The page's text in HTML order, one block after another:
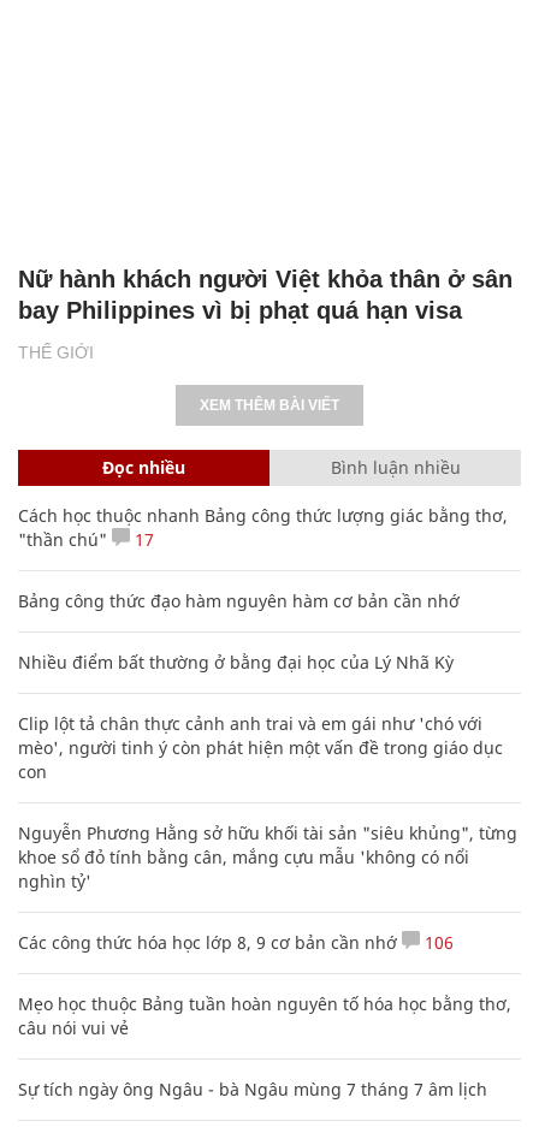
THẾ GIỚI
Nữ hành khách người Việt khỏa thân ở sân
bay Philippines vì bị phạt quá hạn visa
XEM THÊM BÀI VIẾT
Đọc nhiều Bình luận nhiều
Cách học thuộc nhanh Bảng công thức lượng giác bằng thơ,
"thần chú"
17
Bảng công thức đạo hàm nguyên hàm cơ bản cần nhớ
Nhiều điểm bất thường ở bằng đại học của Lý Nhã Kỳ
Clip lột tả chân thực cảnh anh trai và em gái như 'chó với
mèo', người tinh ý còn phát hiện một vấn đề trong giáo dục
con
Nguyễn Phương Hằng sở hữu khối tài sản "siêu khủng", từng
khoe sổ đỏ tính bằng cân, mắng cựu mẫu 'không có nổi
nghìn tỷ'
Các công thức hóa học lớp 8, 9 cơ bản cần nhớ 106
Mẹo học thuộc Bảng tuần hoàn nguyên tố hóa học bằng thơ,
câu nói vui vẻ
Sự tích ngày ông Ngâu - bà Ngâu mùng 7 tháng 7 âm lịch